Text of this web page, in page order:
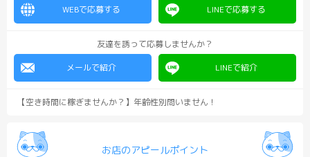
WEBで応募する LINEで応募する
友達を誘って応募しませんか？
メールで紹介
LINEで紹介
【空き時間に稼ぎませんか？】年齢性別問いません！
お店のアピールポイント